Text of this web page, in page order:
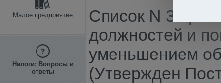
Малое предприятие
Налоги: Вопросы и
ответы
Список N 3
должностей и
уменьшением
(Утвержден